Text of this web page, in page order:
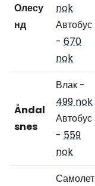
Олесу
нд
nok
Автобус
- 670
nok
Åndal
snes
Влак -
499 nok
Автобус
- 559
nok
Самолет